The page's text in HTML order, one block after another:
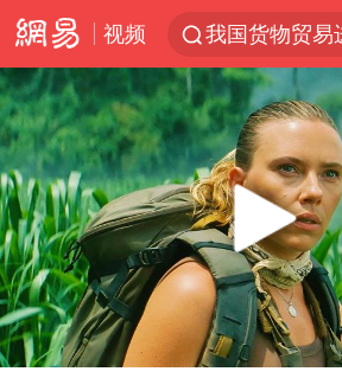
视频
四川宜宾市高
台风白海豚加强
向鹏0-3不敌
Play
00:00